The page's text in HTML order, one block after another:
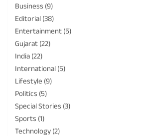
Business (9)
Editorial(38)
Entertainment(5)
Gujarat(22)
India(22)
International(5)
Lifestyle (9)
Politics (5)
Special Stories (3)
Sports (1)
Technology(2)